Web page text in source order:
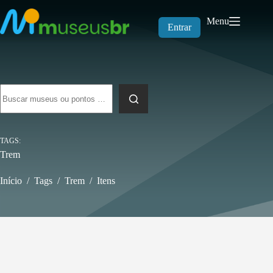
para
o
conteúdo
Entrar
Menu
resultados
TAGS
Trem
Início / Tags / Trem / Itens